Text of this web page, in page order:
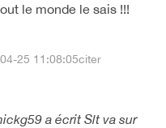
le monde le sais !!!
25 11:08:05citer
a écrit Slt va sur